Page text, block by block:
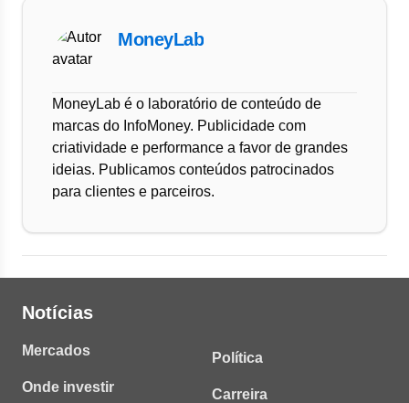
MoneyLab
MoneyLab é o laboratório de conteúdo de
marcas do InfoMoney. Publicidade com
criatividade e performance a favor de grandes
ideias. Publicamos conteúdos patrocinados
para clientes e parceiros.
Notícias
Mercados
Onde investir
Política
Carreira